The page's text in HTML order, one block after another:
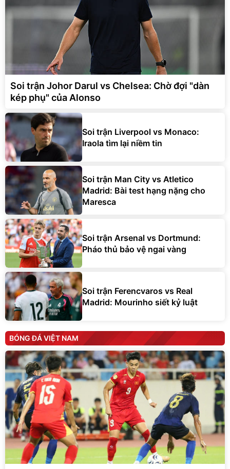
Soi trận Johor Darul vs Chelsea: Chờ đợi "dàn
kép phụ" của Alonso
Soi trận Liverpool vs Monaco:
Iraola tìm lại niềm tin
Soi trận Man City vs Atletico
Madrid: Bài test hạng nặng cho
Maresca
Soi trận Arsenal vs Dortmund:
Pháo thủ bảo vệ ngai vàng
Soi trận Ferencvaros vs Real
Madrid: Mourinho siết kỷ luật
BÓNG ĐÁ VIỆT NAM